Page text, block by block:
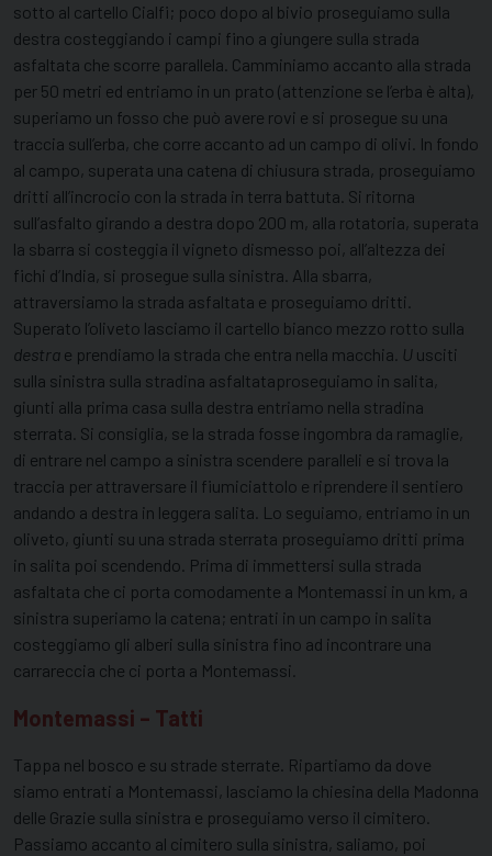
sotto al cartello Cialfi; poco dopo al bivio proseguiamo sulla
destra costeggiando i campi fino a giungere sulla strada
asfaltata che scorre parallela. Camminiamo accanto alla strada
per 50 metri ed entriamo in un prato (attenzione se l’erba è alta),
superiamo un fosso che può avere rovi e si prosegue su una
traccia sull’erba, che corre accanto ad un campo di olivi. In fondo
al campo, superata una catena di chiusura strada, proseguiamo
dritti all’incrocio con la strada in terra battuta. Si ritorna
sull’asfalto girando a destra dopo 200 m, alla rotatoria, superata
la sbarra si costeggia il vigneto dismesso poi, all’altezza dei
fichi d’India, si prosegue sulla sinistra. Alla sbarra,
attraversiamo la strada asfaltata e proseguiamo dritti.
Superato l’oliveto lasciamo il cartello bianco mezzo rotto sulla
destra e prendiamo la strada che entra nella macchia . U usciti
sulla sinistra sulla stradina asfaltataproseguiamo in salita,
giunti alla prima casa sulla destra entriamo nella stradina
sterrata. Si consiglia, se la strada fosse ingombra da ramaglie,
di entrare nel campo a sinistra scendere paralleli e si trova la
traccia per attraversare il fiumiciattolo e riprendere il sentiero
andando a destra in leggera salita. Lo seguiamo, entriamo in un
oliveto, giunti su una strada sterrata proseguiamo dritti prima
in salita poi scendendo. Prima di immettersi sulla strada
asfaltata che ci porta comodamente a Montemassi in un km, a
sinistra superiamo la catena; entrati in un campo in salita
costeggiamo gli alberi sulla sinistra fino ad incontrare una
carrareccia che ci porta a Montemassi
Montemassi – Tatti
Tappa nel bosco e su strade sterrate. Ripartiamo da dove
siamo entrati a Montemassi, lasciamo la chiesina della Madonna
delle Grazie sulla sinistra e proseguiamo verso il cimitero.
Passiamo accanto al cimitero sulla sinistra, saliamo, poi